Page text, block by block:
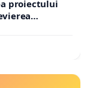
proiectului